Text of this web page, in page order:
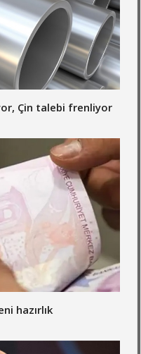
Çin talebi frenliyor
hazırlık